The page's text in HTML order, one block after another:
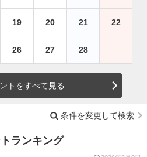
19 20 21 22
26 27 28
トをすべて見る
条件を変更して検索
ランキング